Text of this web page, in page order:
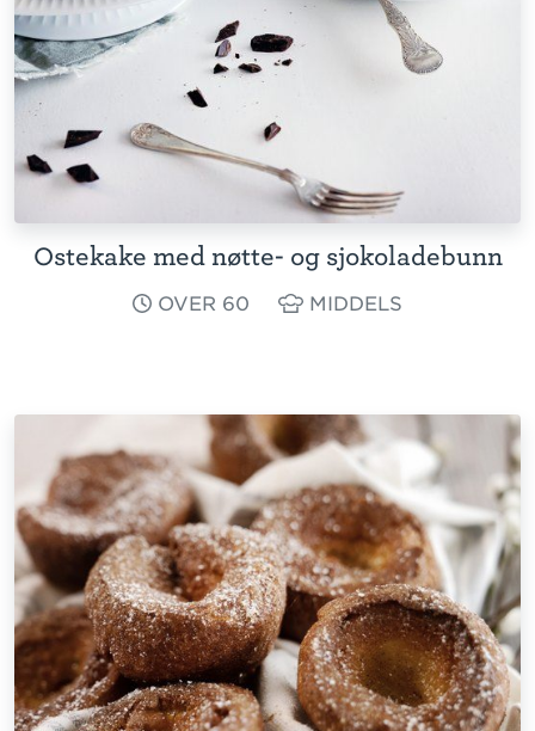
Ostekake med nøtte- og sjokoladebunn
OVER 60 MIDDELS